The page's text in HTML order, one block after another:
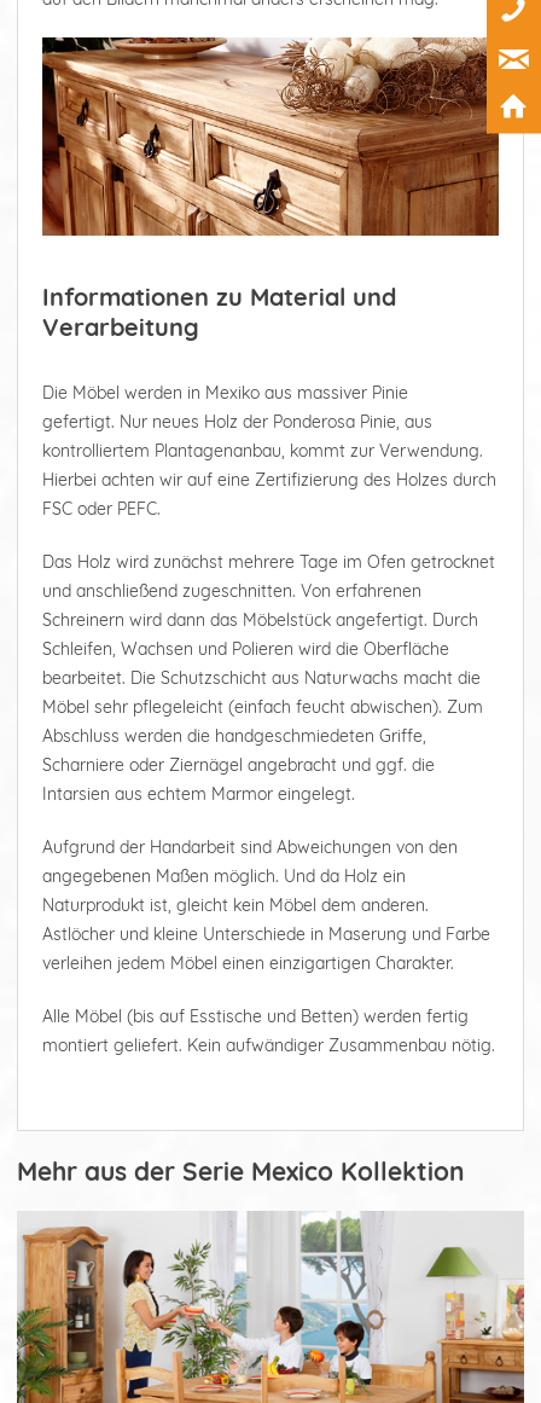
Informationen zu Material und
Verarbeitung
Die Möbel werden in Mexiko aus massiver Pinie
gefertigt. Nur neues Holz der Ponderosa Pinie, aus
kontrolliertem Plantagenanbau, kommt zur Verwendung.
Hierbei achten wir auf eine Zertifizierung des Holzes durch
FSC oder PEFC.
Das Holz wird zunächst mehrere Tage im Ofen getrocknet
und anschließend zugeschnitten. Von erfahrenen
Schreinern wird dann das Möbelstück angefertigt. Durch
Schleifen, Wachsen und Polieren wird die Oberfläche
bearbeitet. Die Schutzschicht aus Naturwachs macht die
Möbel sehr pflegeleicht (einfach feucht abwischen). Zum
Abschluss werden die handgeschmiedeten Griffe,
Scharniere oder Ziernägel angebracht und ggf. die
Intarsien aus echtem Marmor eingelegt.
Aufgrund der Handarbeit sind Abweichungen von den
angegebenen Maßen möglich. Und da Holz ein
Naturprodukt ist, gleicht kein Möbel dem anderen.
Astlöcher und kleine Unterschiede in Maserung und Farbe
verleihen jedem Möbel einen einzigartigen Charakter.
Alle Möbel (bis auf Esstische und Betten) werden fertig
montiert geliefert. Kein aufwändiger Zusammenbau nötig.
Mehr aus der Serie Mexico Kollektion